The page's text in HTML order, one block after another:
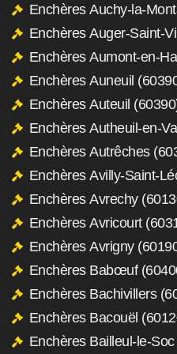
Enchères Auchy-la-
Enchères Auger-Saint-
Enchères Aumont-en-
Enchères Auneuil
Enchères Auteuil
Enchères Autheuil-en-
Enchères Autrêches
Enchères Avilly-Saint-
Enchères Avrechy
Enchères Avricourt
Enchères Avrigny
Enchères Babœuf
Enchères Bachivillers
Enchères Bacouël
Enchères Bailleul-le-